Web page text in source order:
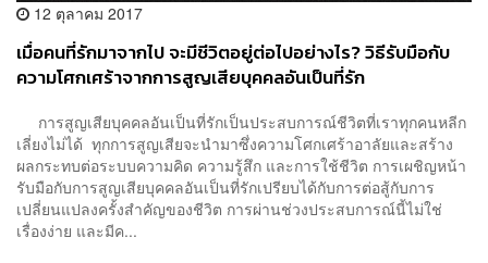
12 ตุลาคม 2017
เมื่อคนที่รักมาจากไป จะมีชีวิตอยู่ต่อไปอย่างไร? วิธีรับมือกับ
ความโศกเศร้าจากการสูญเสียบุคคลอันเป็นที่รัก
การสูญเสียบุคคลอันเป็นที่รักเป็นประสบการณ์ชีวิตที่เราทุกคนหลีก
เลี่ยงไม่ได้ ทุกการสูญเสียจะนำมาซึ่งความโศกเศร้าอาลัยและสร้าง
ผลกระทบต่อระบบความคิด ความรู้สึก และการใช้ชีวิต การเผชิญหน้า
รับมือกับการสูญเสียบุคคลอันเป็นที่รักเปรียบได้กับการต่อสู้กับการ
เปลี่ยนแปลงครั้งสำคัญของชีวิต การผ่านช่วงประสบการณ์นี้ไม่ใช่
เรื่องง่าย และมีค...